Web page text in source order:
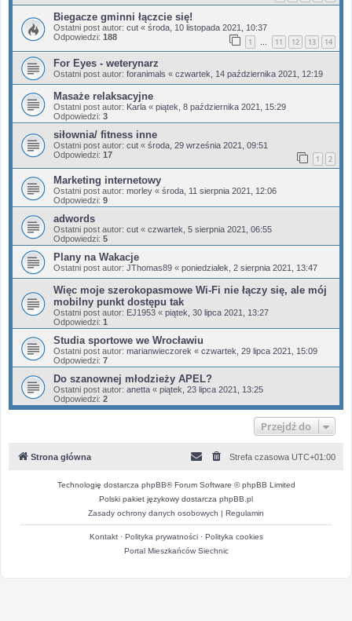
Biegacze gminni łączcie się!
Ostatni post autor: cut « środa, 10 listopada 2021, 10:37
Odpowiedzi: 188 1 … 11 12 13 14
For Eyes - weterynarz
Ostatni post autor: foranimals « czwartek, 14 października 2021, 12:19
Masaże relaksacyjne
Ostatni post autor: Karla « piątek, 8 października 2021, 15:29
Odpowiedzi: 3
siłownia/ fitness inne
Ostatni post autor: cut « środa, 29 września 2021, 09:51
Odpowiedzi: 17 1 2
Marketing internetowy
Ostatni post autor: morley « środa, 11 sierpnia 2021, 12:06
Odpowiedzi: 9
adwords
Ostatni post autor: cut « czwartek, 5 sierpnia 2021, 06:55
Odpowiedzi: 5
Plany na Wakacje
Ostatni post autor: JThomas89 « poniedziałek, 2 sierpnia 2021, 13:47
Więc moje szerokopasmowe Wi-Fi nie łączy się, ale mój
mobilny punkt dostępu tak
Ostatni post autor: EJ1953 « piątek, 30 lipca 2021, 13:27
Odpowiedzi: 1
Studia sportowe we Wrocławiu
Ostatni post autor: marianwieczorek « czwartek, 29 lipca 2021, 15:09
Odpowiedzi: 7
Do szanownej młodzieży APEL?
Ostatni post autor: anetta « piątek, 23 lipca 2021, 13:25
Odpowiedzi: 2
Przejdź do
Strona główna Strefa czasowa UTC+01:00
Technologię dostarcza phpBB® Forum Software © phpBB Limited
Polski pakiet językowy dostarcza phpBB.pl
Zasady ochrony danych osobowych
Regulamin
Kontakt· Polityka prywatności· Polityka cookies
Portal Mieszkańców Siechnic